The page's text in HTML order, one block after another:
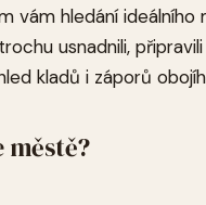
vám hledání ideálního
usnadnili,
kladů i záporů
městě?